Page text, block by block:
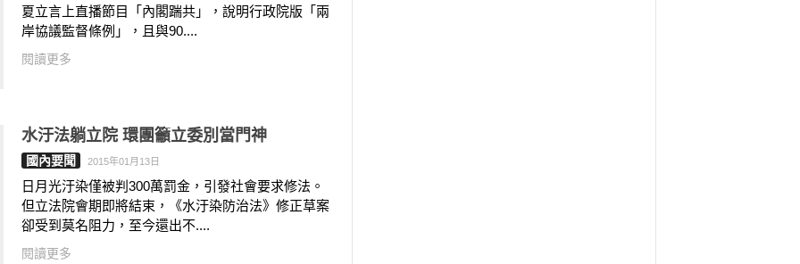
夏立言上直播節目「內閣踹共」，說明行政院版「兩
岸協議監督條例」，且與90....
閱讀更多
水汙法躺立院 環團籲立委別當門神
國內要聞 2015年01月13日
日月光汙染僅被判300萬罰金，引發社會要求修法。
但立法院會期即將結束，《水汙染防治法》修正草案
卻受到莫名阻力，至今還出不....
閱讀更多